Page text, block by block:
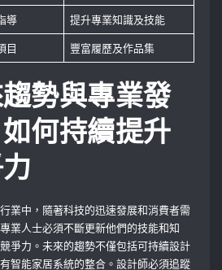
導
提升專業知識及技能
目
豐富履歷及作品集
勢與專業發
何持續提升
業中，隨著科技的迅速發展和消費者需
業人士必須不斷更新他們的技能和知
爭力。未來的趨勢不僅包括可持續設計
智能家居系統的整合。設計師必須追蹤